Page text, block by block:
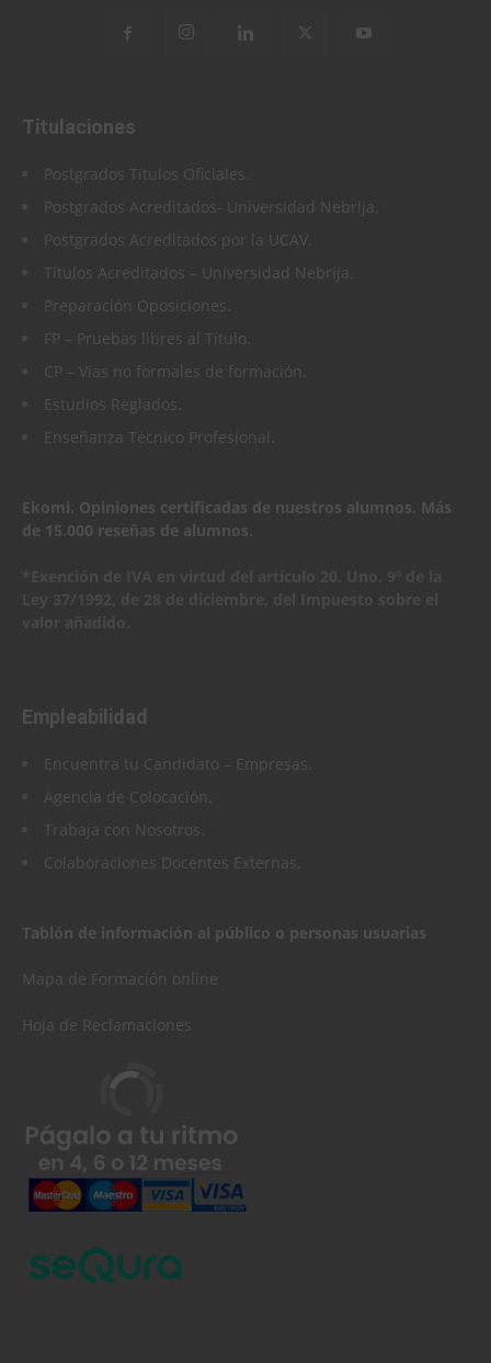
Titulaciones
Postgrados Títulos Oficiales.
Postgrados Acreditados- Universidad Nebrija.
Postgrados Acreditados por la UCAV.
Títulos Acreditados – Universidad Nebrija.
Preparación Oposiciones.
FP – Pruebas libres al Título.
CP – Vías no formales de formación.
Estudios Reglados.
Enseñanza Técnico Profesional.
Ekomi. Opiniones certificadas de nuestros alumnos Más
de 15.000 reseñas de alumnos.
Empleabilidad
Encuentra tu Candidato – Empresas
Agencia de Colocación.
Trabaja con Nosotros.
Colaboraciones Docentes Externas.
Tablón de información al público o personas usuarias
Mapa de Formación online
Hoja de Reclamaciones